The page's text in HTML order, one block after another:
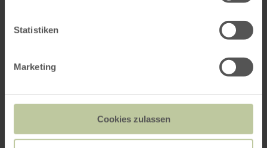
Statistiken
Marketing
Cookies zulassen
Krimilesung mit Ralf Kramp
"Lost Place Eifel"